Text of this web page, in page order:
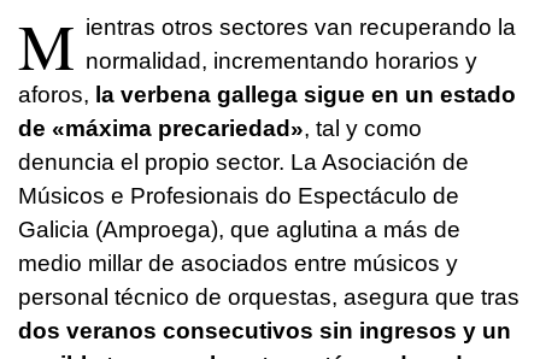
M ientras otros sectores van recuperando la
normalidad, incrementando horarios y
aforos, la verbena gallega sigue en un estado
de «máxima precariedad», tal y como
denuncia el propio sector. La Asociación de
Músicos e Profesionais do Espectáculo de
Galicia (Amproega), que aglutina a más de
medio millar de asociados entre músicos y
personal técnico de orquestas, asegura que tras
dos veranos consecutivos sin ingresos y un